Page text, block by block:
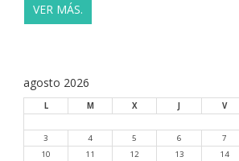
VER MÁS.
agosto 2026
L M X V
3
4 5 6 7
10
11 12 13 14